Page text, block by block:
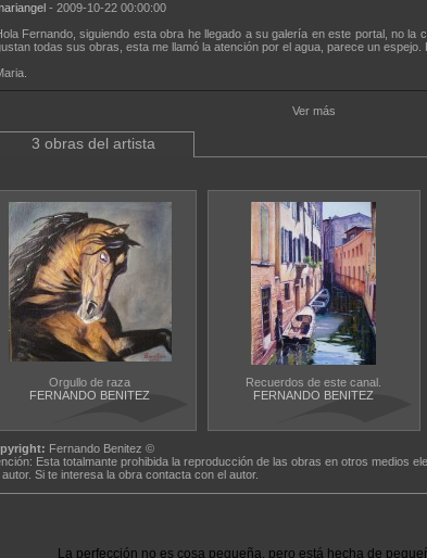
- 2009-10-22 00:00:00
Fernando, siguiendo esta obra he llegado a su galería en este portal, no la
todas sus obras, esta me llamó la atención por el agua, parece un espejo.
Ver más
3 obras del artista
Orgullo de raza
FERNANDO BENITEZ
Recuerdos de este canal.
FERNANDO BENITEZ
Fernando Benitez ©
Esta totalmante prohibida la reproducción de las obras en otros medios
autor. Si te interesa la obra contacta con el autor.
La perfección no es cosa pequeña, pero está hecha de